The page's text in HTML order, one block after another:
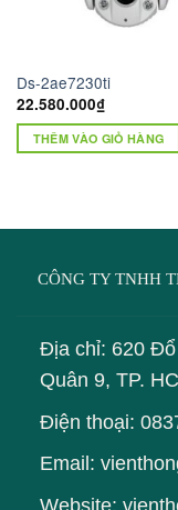
Ds-2ae7230ti
22.580.000₫
THÊM VÀO GIỎ HÀNG
CÔNG TY TNHH
Địa chỉ: 620
Quân 9, TP.
Điện thoại:
Email: